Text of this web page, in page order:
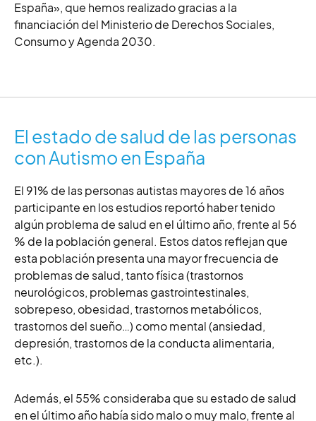
España», que hemos realizadogracias a la
financiación del Ministerio de Derechos Sociales,
Consumo y Agenda 2030.
El estado de salud de las personas
con Autismo en España
El 91% de las personas autistas mayores de 16 años
participante en los estudios reportó haber tenido
algún problema de salud en el último año, frente al 56
% de la población general. Estos datos reflejan que
esta población presenta una mayor frecuencia de
problemas de salud, tanto física (trastornos
neurológicos, problemasgastrointestinales,
sobrepeso, obesidad,trastornos metabólicos,
trastornos del sueño…) como mental (ansiedad,
depresión, trastornos de la conducta alimentaria,
etc.).
Además, el 55% consideraba que su estado de salud
en el último año había sido malo o muy malo, frente al